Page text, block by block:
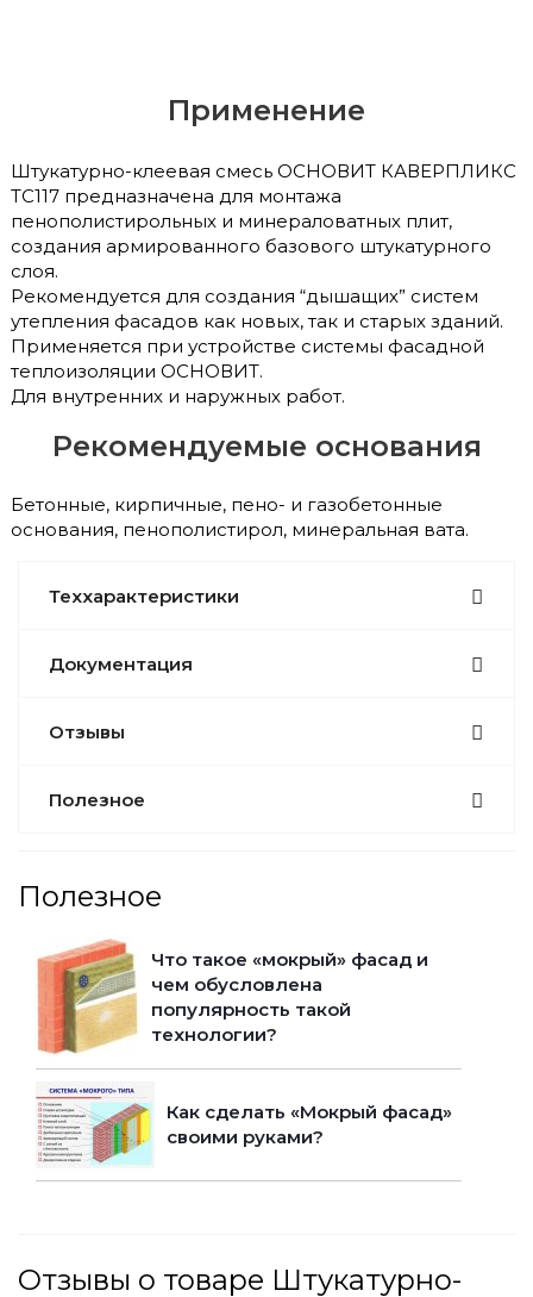
Применение
Штукатурно-клеевая смесь ОСНОВИТ КАВЕРПЛИКС
ТС117 предназначена для монтажа
пенополистирольных и минераловатных плит,
создания армированного базового штукатурного
слоя.
Рекомендуется для создания “дышащих” систем
утепления фасадов как новых, так и старых зданий.
Применяется при устройстве системы фасадной
теплоизоляции ОСНОВИТ.
Для внутренних и наружных работ.
Рекомендуемые основания
Бетонные, кирпичные, пено- и газобетонные
основания, пенополистирол, минеральная вата.
Теххарактеристики
Документация
Отзывы
Полезное
Полезное
Что такое «мокрый» фасад и
чем обусловлена
популярность такой
технологии?
Как сделать «Мокрый фасад»
своими руками?
Отзывы о товаре Штукатурно-